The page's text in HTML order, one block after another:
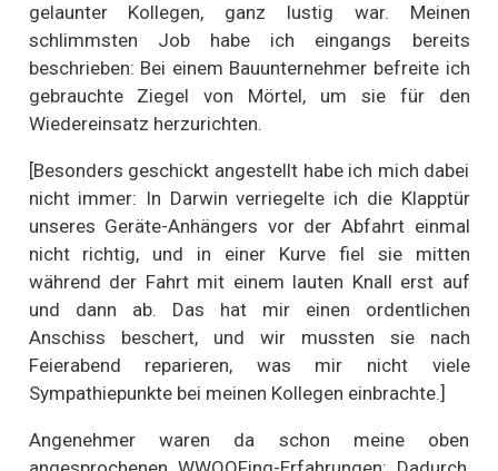
gelaunter Kollegen, ganz lustig war. Meinen
schlimmsten Job habe ich eingangs bereits
beschrieben: Bei einem Bauunternehmer befreite ich
gebrauchte Ziegel von Mörtel, um sie für den
Wiedereinsatz herzurichten.
[Besonders geschickt angestellt habe ich mich dabei
nicht immer: In Darwin verriegelte ich die Klapptür
unseres Geräte-Anhängers vor der Abfahrt einmal
nicht richtig, und in einer Kurve fiel sie mitten
während der Fahrt mit einem lauten Knall erst auf
und dann ab. Das hat mir einen ordentlichen
Anschiss beschert, und wir mussten sie nach
Feierabend reparieren, was mir nicht viele
Sympathiepunkte bei meinen Kollegen einbrachte.]
Angenehmer waren da schon meine oben